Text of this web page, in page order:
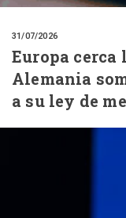
31/07/2026
Europa cerca
Alemania
a su ley de